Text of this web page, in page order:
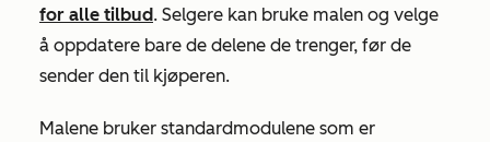
for alle tilbud. Selgere kan bruke malen og velge
å oppdatere bare de delene de trenger, før de
sender den til kjøperen.
Malene bruker standardmodulene som er